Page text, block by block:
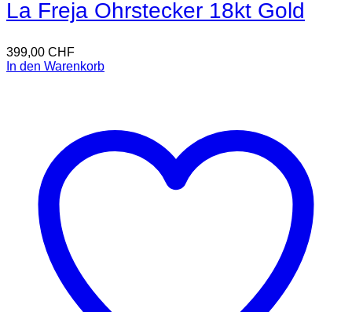
La Freja Ohrstecker 18kt Gold
399,00 CHF
In den Warenkorb